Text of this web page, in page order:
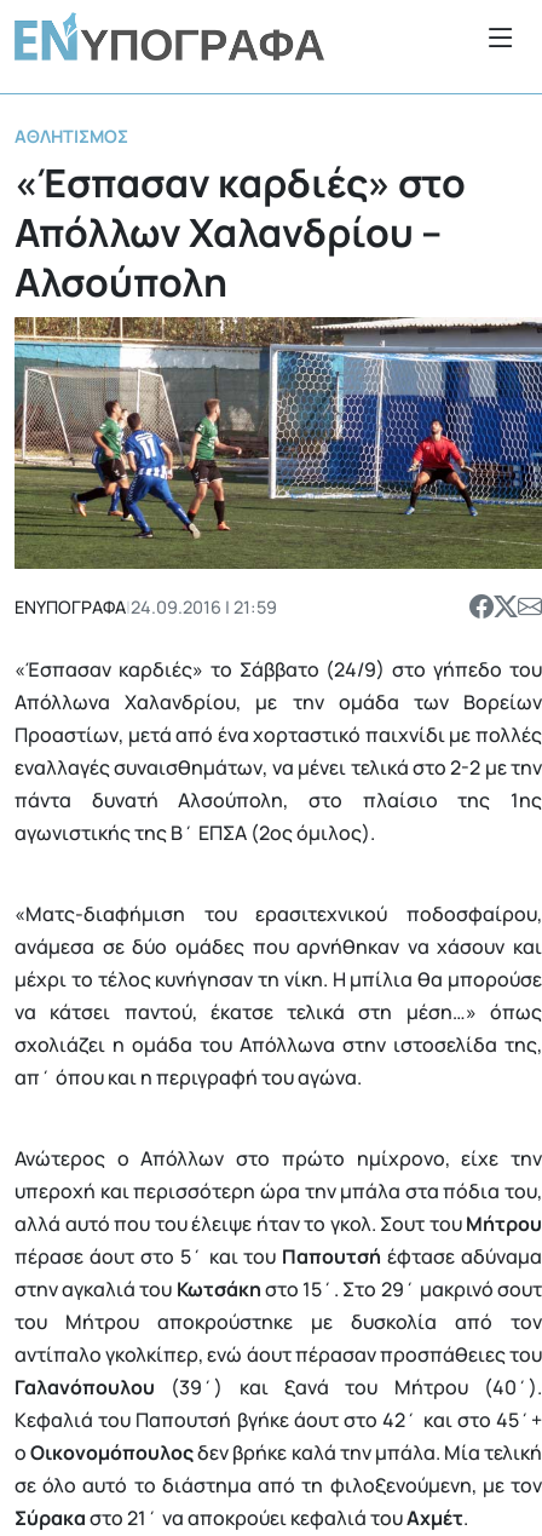
ΑΘΛΗΤΙΣΜΌΣ
«Έσπασαν καρδιές» στο
Απόλλων Χαλανδρίου –
Αλσούπολη
ΕΝΥΠΟΓΡΑΦΑ|24.09.2016 | 21:59
«Έσπασαν καρδιές» το Σάββατο (24/9) στο γήπεδο του
Απόλλωνα Χαλανδρίου, με την ομάδα των Βορείων
Προαστίων, μετά από ένα χορταστικό παιχνίδι με πολλές
εναλλαγές συναισθημάτων, να μένει τελικά στο 2-2 με την
πάντα δυνατή Αλσούπολη, στο πλαίσιο της 1ης
αγωνιστικής της Β΄ ΕΠΣΑ (2ος όμιλος).
«Ματς-διαφήμιση του ερασιτεχνικού ποδοσφαίρου,
ανάμεσα σε δύο ομάδες που αρνήθηκαν να χάσουν και
μέχρι το τέλος κυνήγησαν τη νίκη. Η μπίλια θα μπορούσε
να κάτσει παντού, έκατσε τελικά στη μέση…» όπως
σχολιάζει η ομάδα του Απόλλωνα στην ιστοσελίδα της,
απ΄ όπου και η περιγραφή του αγώνα.
Ανώτερος ο Απόλλων στο πρώτο ημίχρονο, είχε την
υπεροχή και περισσότερη ώρα την μπάλα στα πόδια του,
αλλά αυτό που του έλειψε ήταν το γκολ. Σουτ τουΜήτρου
πέρασε άουτ στο 5΄ και του Παπουτσή έφτασε αδύναμα
στην αγκαλιά του Κωτσάκηστο 15΄. Στο 29΄ μακρινό σουτ
του Μήτρου αποκρούστηκε με δυσκολία από τον
αντίπαλο γκολκίπερ, ενώ άουτ πέρασαν προσπάθειες του
Γαλανόπουλου (39΄) και ξανά του Μήτρου (40΄).
Κεφαλιά του Παπουτσή βγήκε άουτ στο 42΄ και στο 45΄+
οΟικονομόπουλοςδεν βρήκε καλά την μπάλα. Μία τελική
σε όλο αυτό το διάστημα από τη φιλοξενούμενη, με τον
Σύρακαστο 21΄ να αποκρούει κεφαλιά τουΑχμέτ.